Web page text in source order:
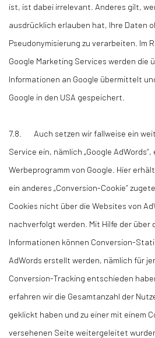
ist, ist dabei irrelevant. Anderes gilt,
ausdrücklich erlauben hat, Ihre Daten
Pseudonymisierung zu verarbeiten. Im
Google Marketing Services werden die
Informationen an Google übermittelt
Google in den USA gespeichert.
7.8. Auch setzen wir fallweise ein
Service ein, nämlich „Google AdWords“,
Werbeprogramm von Google. Hier
ein anderes „Conversion-Cookie“
Cookies nicht über die Websites von
nachverfolgt werden. Mit Hilfe der über
Informationen können Conversion-
AdWords erstellt werden, nämlich für
Conversion-Tracking entschieden
erfahren wir die Gesamtanzahl der
geklickt haben und zu einer mit einem
versehenen Seite weitergeleitet